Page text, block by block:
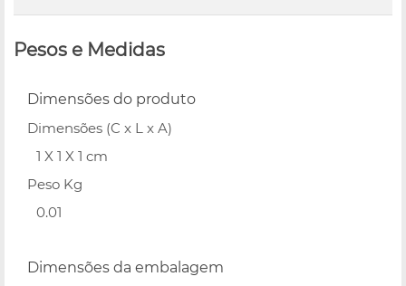
Pesos e Medidas
Dimensões do produto
Dimensões (C x L x A)
1 X 1 X 1 cm
Peso Kg
0.01
Dimensões da embalagem